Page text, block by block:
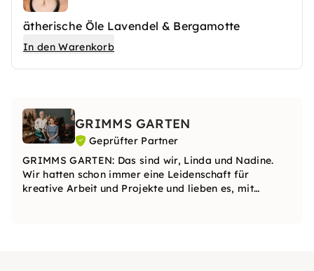
ätherische Öle Lavendel & Bergamotte
In den Warenkorb
GRIMMS GARTEN
Geprüfter Partner
GRIMMS GARTEN: Das sind wir, Linda und Nadine.
Wir hatten schon immer eine Leidenschaft für
kreative Arbeit und Projekte und lieben es, mit